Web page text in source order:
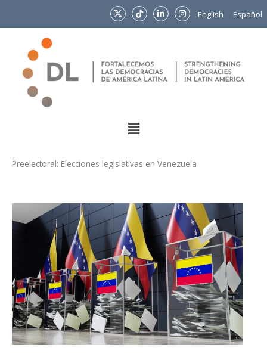
contenido
English Español
Menu
Preelectoral: Elecciones legislativas en Venezuela